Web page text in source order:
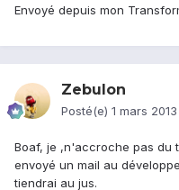
Envoyé depuis mon
Zebulon
Posté(e) 1 mars 2013
Boaf, je ,n'accroche pas du
envoyé un mail au
tiendrai au jus.